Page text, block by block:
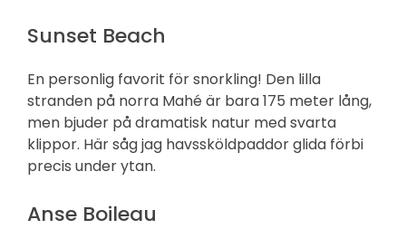
Sunset Beach
En personlig favorit för snorkling! Den lilla
stranden på norra Mahé är bara 175 meter lång,
men bjuder på dramatisk natur med svarta
klippor. Här såg jag havssköldpaddor glida förbi
precis under ytan.
Anse Boileau